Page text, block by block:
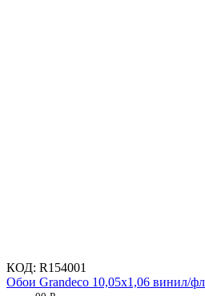
КОД: R154001
Обои Grandeco 10,05х1,06 винил/